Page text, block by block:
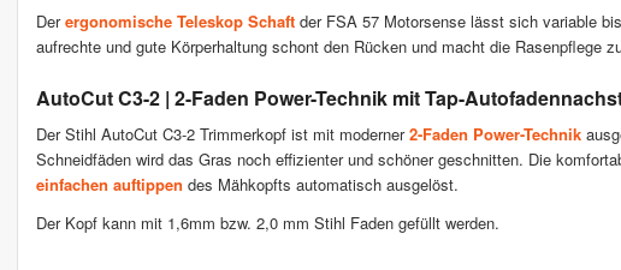
Derergonomische Teleskop Schaft der FSA 57 Motorsense lässt sich variable
aufrechte und gute Körperhaltung schont den Rücken und macht die Rasenpflege
AutoCut C3-2 | 2-Faden Power-Technik mit Tap-
Der Stihl AutoCut C3-2 Trimmerkopf ist mit moderner2-Faden Power-Technik
Schneidfäden wird das Gras noch effizienter und schöner geschnitten. Die
einfachen auftippen des Mähkopfts automatisch ausgelöst.
Der Kopf kann mit 1,6mm bzw. 2,0 mm Stihl Faden gefüllt werden.